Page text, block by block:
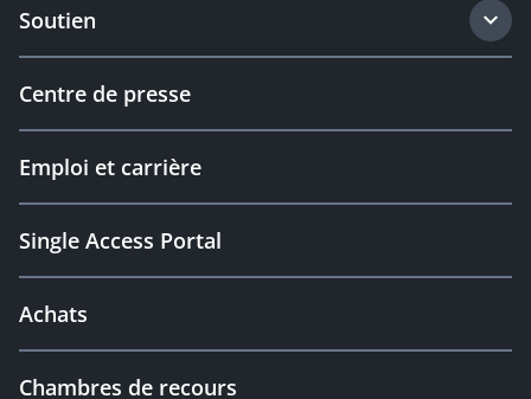
Soutien
Centre de presse
Emploi et carrière
Single Access Portal
Achats
Chambres de recours